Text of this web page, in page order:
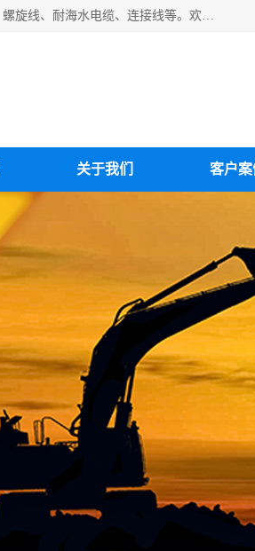
扬州市斯拜秀电缆厂专业生产：弹性电缆、弹簧电缆线、挂车螺旋线、螺旋电缆、弹簧线、螺旋线、耐海水电缆、连接线等。欢迎来电咨询！
关于我们 客户案